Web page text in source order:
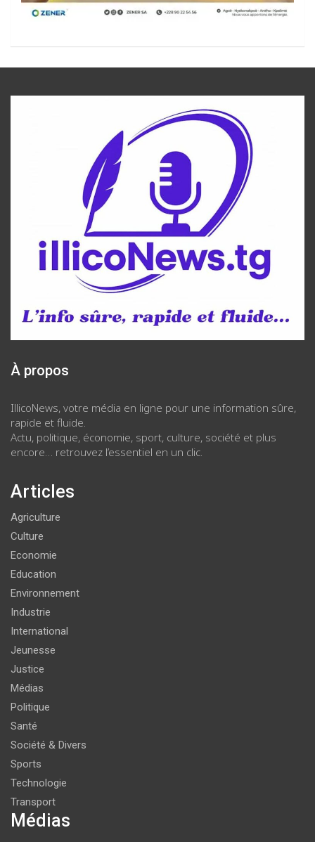
À propos
IllicoNews, votre média en ligne pour une information sûre,
rapide et fluide.
Actu, politique, économie, sport, culture, société et plus
encore… retrouvez l’essentiel en un clic.
Articles
Agriculture
Culture
Economie
Education
Environnement
Industrie
International
Jeunesse
Justice
Médias
Politique
Santé
Société & Divers
Sports
Technologie
Transport
Médias